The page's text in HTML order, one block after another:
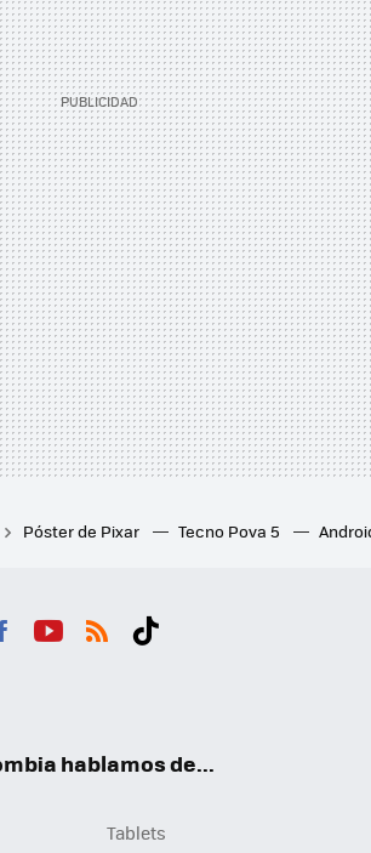
Póster de Pixar Tecno Pova 5
hablamos de...
Tablets